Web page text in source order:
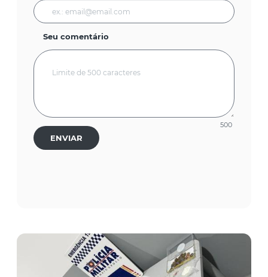
Seu comentário
500
ENVIAR